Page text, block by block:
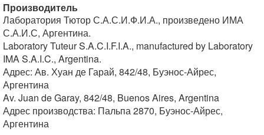
Производитель
Лаборатория Тютор С.А.С.И.Ф.И.А., произведено ИМА
С.А.И.С, Аргентина.
Laboratory Tuteur S.A.C.I.F.I.A., manufactured by Laboratory
IMA S.A.I.C., Argentina.
Адрес: Ав. Хуан де Гарай, 842/48, Буэнос-Айрес,
Аргентина
Av. Juan de Garay, 842/48, Buenos Aires, Argentina
Адрес производства: Пальпа 2870, Буэнос-Айрес,
Аргентина